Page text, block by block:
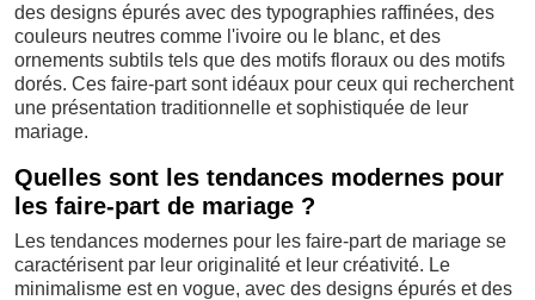
des designs épurés avec des typographies raffinées, des
couleurs neutres comme l'ivoire ou le blanc, et des
ornements subtils tels que des motifs floraux ou des motifs
dorés. Ces faire-part sont idéaux pour ceux qui recherchent
une présentation traditionnelle et sophistiquée de leur
mariage.
Quelles sont les tendances modernes pour
les faire-part de mariage ?
Les tendances modernes pour les faire-part de mariage se
caractérisent par leur originalité et leur créativité. Le
minimalisme est en vogue, avec des designs épurés et des